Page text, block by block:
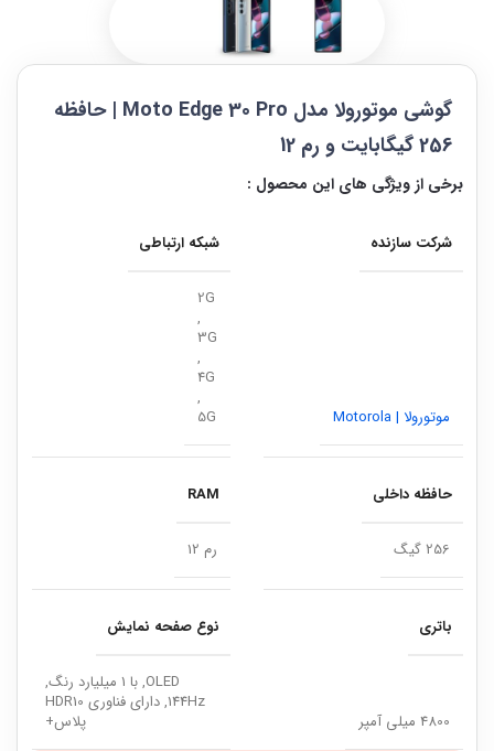
گوشی موتورولا مدل Moto Edge 30 Pro | حافظه
256 گیگابایت و رم 12
برخی از ویژگی های این محصول :
شرکت سازنده
موتورولا | Motorola
شبکه ارتباطی
2G
,
3G
,
4G
,
5G
حافظه داخلی
256 گیگ
RAM
رم 12
باتری
4800 میلی آمپر
نوع صفحه نمایش
OLED, با 1 میلیارد رنگ,
144Hz, دارای فناوری HDR10
پلاس+